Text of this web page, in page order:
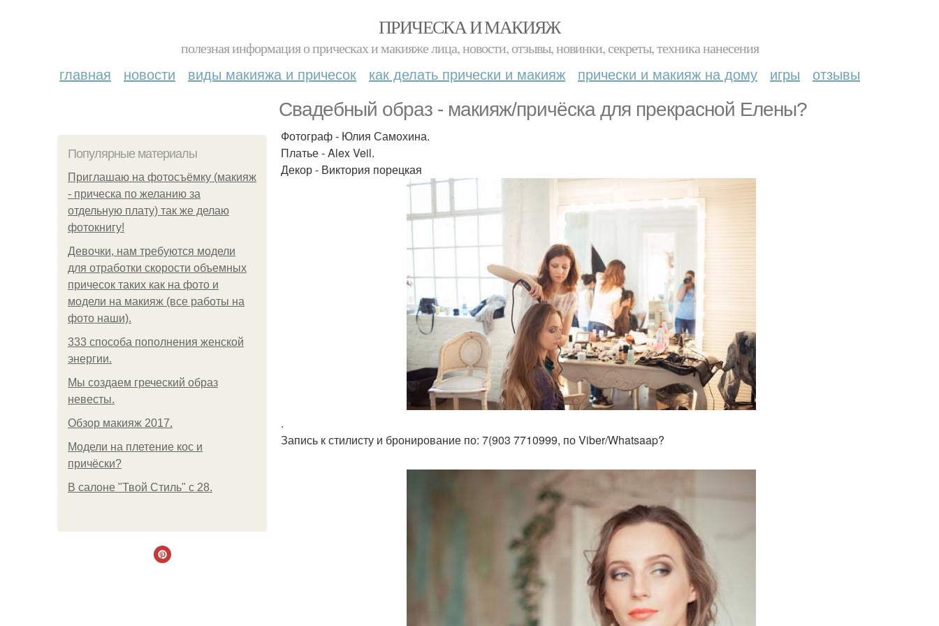
ПРИЧЕСКА И МАКИЯЖ
полезная информация о прическах и макияже лица, новости, отзывы, новинки, секреты, техника нанесения
главная новости виды макияжа и причесок как делать прически и макияж прически и макияж на дому игры отзывы
Свадебный образ - макияж/причёска для прекрасной Елены?
Популярные материалы
Приглашаю на фотосъёмку (макияж
- прическа по желанию за
отдельную плату) так же делаю
фотокнигу!
Девочки, нам требуются модели
для отработки скорости объемных
причесок таких как на фото и
модели на макияж (все работы на
фото наши).
333 способа пополнения женской
энергии.
Мы создаем греческий образ
невесты.
Обзор макияж 2017.
Модели на плетение кос и
причёски?
В салоне "Твой Стиль" с 28.
Фотограф - Юлия Самохина.
Платье - Alex Veil.
Декор - Виктория порецкая
.
Запись к стилисту и бронирование по: 7(903 7710999, по Viber/Whatsaap?